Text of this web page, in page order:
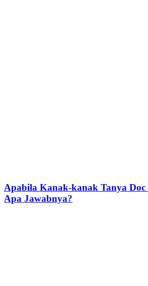
Apabila Kanak-kanak Tanya Doc
Apa Jawabnya?